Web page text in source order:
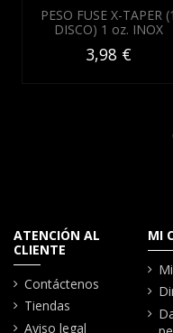
PESO FUSE X-TAPER (1
DISCO) 1 oz. INOX
3,98 €
ATENCIÓN AL
CLIENTE
Contáctenos
Tiendas
Aviso legal
MI